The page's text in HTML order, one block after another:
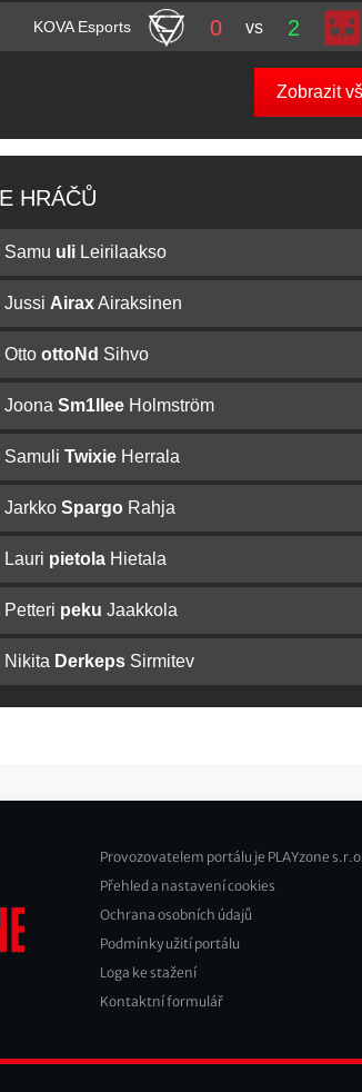
KOVA Esports 0 vs 2
Zobrazit
HRÁČŮ
Samu uli Leirilaakso
Jussi AiraxAiraksinen
Otto ottoNd Sihvo
Joona Sm1llee Holmström
Samuli Twixie Herrala
Jarkko Spargo Rahja
Lauri pietola Hietala
Petteri peku Jaakkola
Nikita Derkeps Sirmitev
Footer
2
Provozovatelem portálu je PLAYzone s.r.o.
Přehled a nastavení cookies
Ochrana osobních údajů
Podmínky užití portálu
Loga ke stažení
Kontaktní formulář